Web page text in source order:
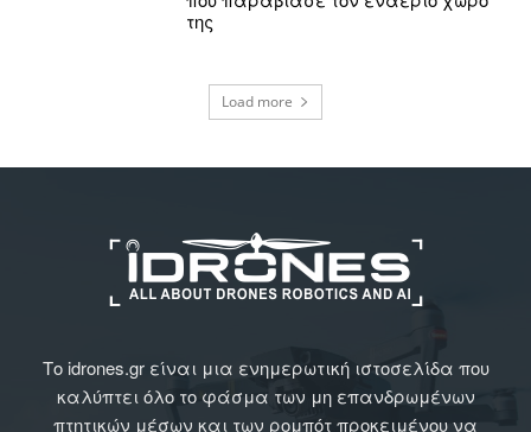
της
Load more
Το idrones.gr είναι μια ενημερωτική ιστοσελίδα που
καλύπτει όλο το φάσμα των μη επανδρωμένων
πτητικών μέσων και των ρομπότ προκειμένου να